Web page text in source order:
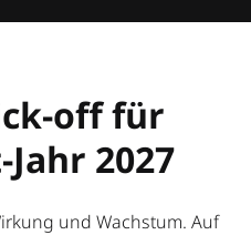
off für
2027
und Wachstum. Auf